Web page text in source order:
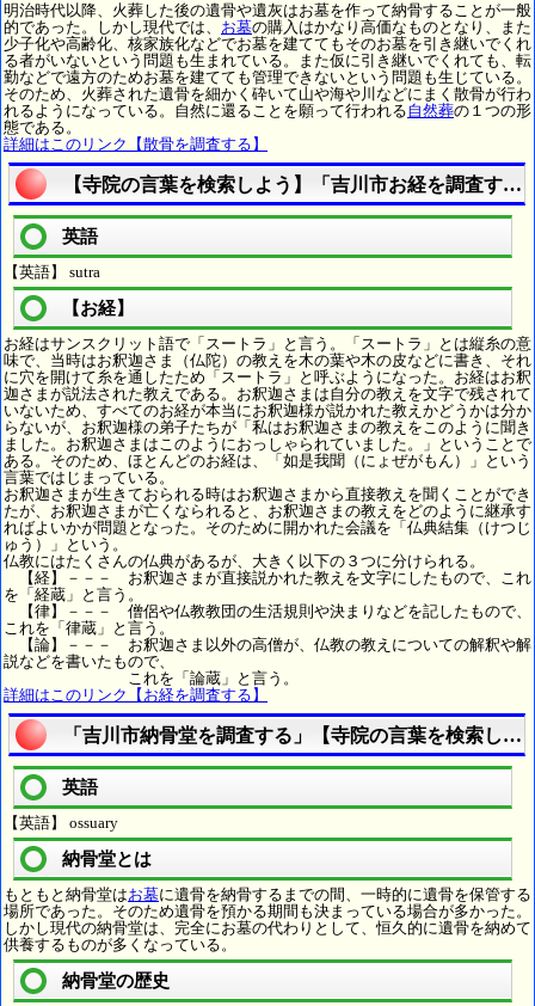
明治時代以降、火葬した後の遺骨や遺灰はお墓を作って納骨することが一般
的であった。しかし現代では、 お墓の購入はかなり高価なものとなり、また
少子化や高齢化、核家族化などでお墓を建ててもそのお墓を引き継いでくれ
る者がいないという問題も生まれている。また仮に引き継いでくれても、転
勤などで遠方のためお墓を建てても管理できないという問題も生じている。
そのため、火葬された遺骨を細かく砕いて山や海や川などにまく散骨が行わ
れるようになっている。自然に還ることを願って行われる自然葬の１つの形
態である。
詳細はこのリンク【散骨を調査する】
【寺院の言葉を検索しよう】「吉川市お経を調査する
英語
【英語】 sutra
【お経】
お経はサンスクリット語で「スートラ」と言う。「スートラ」とは縦糸の意
味で、当時はお釈迦さま（仏陀）の教えを木の葉や木の皮などに書き、それ
に穴を開けて糸を通したため「スートラ」と呼ぶようになった。お経はお釈
迦さまが説法された教えである。お釈迦さまは自分の教えを文字で残されて
いないため、すべてのお経が本当にお釈迦様が説かれた教えかどうかは分か
らないが、お釈迦様の弟子たちが「私はお釈迦さまの教えをこのように聞き
ました。お釈迦さまはこのようにおっしゃられていました。」ということで
ある。そのため、ほとんどのお経は、「如是我聞（にょぜがもん）」という
言葉ではじまっている。
お釈迦さまが生きておられる時はお釈迦さまから直接教えを聞くことができ
たが、お釈迦さまが亡くなられると、お釈迦さまの教えをどのように継承す
ればよいかが問題となった。そのために開かれた会議を「仏典結集（けつじ
ゅう）」という。
仏教にはたくさんの仏典があるが、大きく以下の３つに分けられる。
【経】－－－ お釈迦さまが直接説かれた教えを文字にしたもので、これ
を「経蔵」と言う。
【律】－－－ 僧侶や仏教教団の生活規則や決まりなどを記したもので、
これを「律蔵」と言う。
【論】－－－ お釈迦さま以外の高僧が、仏教の教えについての解釈や解
説などを書いたもので、
これを「論蔵」と言う。
詳細はこのリンク【お経を調査する】
「吉川市納骨堂を調査する」【寺院の言葉を検索しよ
英語
【英語】 ossuary
納骨堂とは
もともと納骨堂はお墓に遺骨を納骨するまでの間、一時的に遺骨を保管する
場所であった。そのため遺骨を預かる期間も決まっている場合が多かった。
しかし現代の納骨堂は、完全にお墓の代わりとして、恒久的に遺骨を納めて
供養するものが多くなっている。
納骨堂の歴史